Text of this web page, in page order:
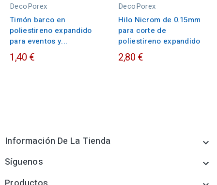
DecoPorex
Timón barco en
poliestireno expandido
para eventos y...
1,40 €
DecoPorex
Hilo Nicrom de 0.15mm
para corte de
poliestireno expandido
2,80 €
Información De La Tienda 
Síguenos 